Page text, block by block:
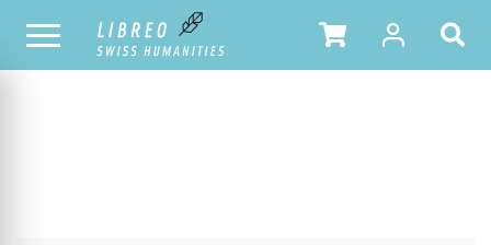
NOTRE CATALOGUE TABLE DES MATIÈRES